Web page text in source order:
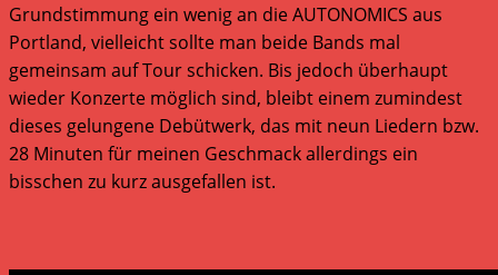
Grundstimmung ein wenig an die AUTONOMICS aus
Portland, vielleicht sollte man beide Bands mal
gemeinsam auf Tour schicken. Bis jedoch überhaupt
wieder Konzerte möglich sind, bleibt einem zumindest
dieses gelungene Debütwerk, das mit neun Liedern bzw.
28 Minuten für meinen Geschmack allerdings ein
bisschen zu kurz ausgefallen ist.